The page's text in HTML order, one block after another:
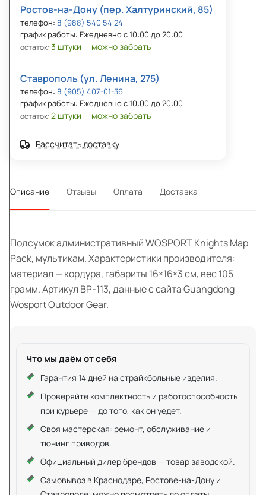
Ростов-на-Дону (пер. Халтуринский, 85)
телефон: 8 (988) 540 54 24
график работы: Ежедневно с 10:00 до 20:00
остаток:3 штуки — можно забрать
Ставрополь (ул. Ленина, 275)
телефон: 8 (905) 407-01-36
график работы: Ежедневно с 10:00 до 20:00
остаток:2 штуки — можно забрать
Рассчитать доставку
Описание Отзывы Оплата Доставка
Подсумок административный WOSPORT Knights Map
Pack, мультикам. Характеристики производителя:
материал — кордура, габариты 16×16×3 см, вес 105
грамм. Артикул BP-113, данные с сайта Guangdong
Wosport Outdoor Gear.
Что мы даём от себя
Гарантия 14 дней на страйкбольные изделия.
Проверяйте комплектность и работоспособность
при курьере — до того, как он уедет.
Своя мастерская: ремонт, обслуживание и
тюнинг приводов.
Официальный дилер брендов — товар заводской.
Самовывоз в Краснодаре, Ростове-на-Дону и